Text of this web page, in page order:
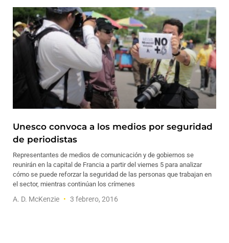
Unesco convoca a los medios por seguridad
de periodistas
Representantes de medios de comunicación y de gobiernos se
reunirán en la capital de Francia a partir del viernes 5 para analizar
cómo se puede reforzar la seguridad de las personas que trabajan en
el sector, mientras continúan los crímenes
A. D. McKenzie 3 febrero, 2016